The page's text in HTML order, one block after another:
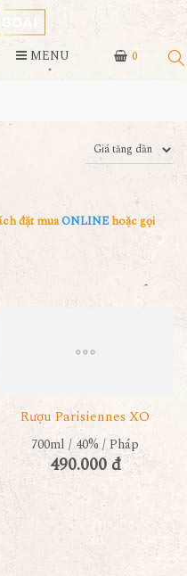
0
MENU
đặt muaONLINE hoặc gọi
Rượu Parisiennes XO
700ml / 40% / Pháp
490.000 đ